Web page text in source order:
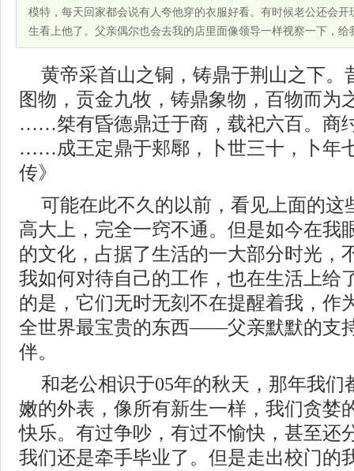
模特，每天回家都会说有人夸他穿的衣服好看。有时候老公还会
生看上他了。父亲偶尔也会去我的店里面像领导一样视察一下，给
黄帝采首山之铜，铸鼎于荆山之下。
图物，贡金九牧，铸鼎象物，百物而为
……桀有昏德鼎迁于商，载祀六百。商
……成王定鼎于郏鄏，卜世三十，卜
传》
可能在此不久的以前，看见上面的这
高大上，完全一窍不通。但是如今在我
的文化，占据了生活的一大部分时光，
我如何对待自己的工作，也在生活上给
的是，它们无时无刻不在提醒着我，作
全世界最宝贵的东西——父亲默默的支
伴。
和老公相识于05年的秋天，那年我们
嫩的外表，像所有新生一样，我们贪婪
快乐。有过争吵，有过不愉快，甚至还
我们还是牵手毕业了。但是走出校门的